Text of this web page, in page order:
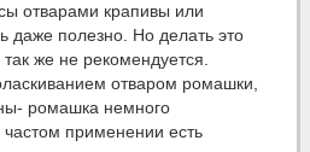
отварами крапивы или
даже полезно. Но делать это
же не рекомендуется.
отваром ромашки,
ромашка немного
применении есть